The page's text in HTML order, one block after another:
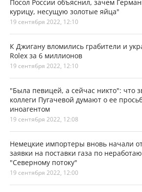
Посол России объяснил, зачем
курицу, несущую золотые яйца"
19 сентября 2022, 12:10
К Джигану вломились грабители и
Rolex за 6 миллионов
19 сентября 2022, 12:10
"Была певицей, а сейчас никто": что
коллеги Пугачевой думают о ее
иноагентом
19 сентября 2022, 12:08
Немецкие импортеры вновь начали
заявки на поставки газа по
"Северному потоку"
19 сентября 2022, 12:00